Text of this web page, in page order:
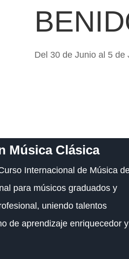
Del 30 de Junio al 5 de
Música Clásica
Internacional de Música
para músicos graduados y
uniendo talentos
de aprendizaje enriquecedor y